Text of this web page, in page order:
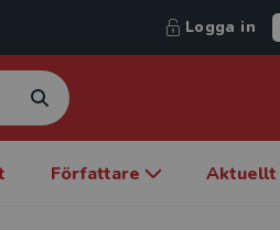
Logga in
Författare Aktuellt